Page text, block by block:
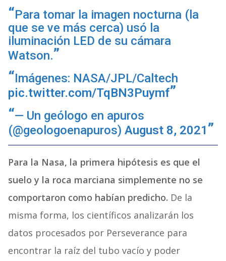
Para tomar la imagen nocturna (la
que se ve más cerca) usó la
iluminación LED de su cámara
Watson.
Imágenes: NASA/JPL/Caltech
pic.twitter.com/TqBN3Puymf
— Un geólogo en apuros
(@geologoenapuros) August 8, 2021
Para la Nasa, la primera hipótesis es que el
suelo y la roca marciana simplemente no se
comportaron como habían predicho. De la
misma forma, los científicos analizarán los
datos procesados por Perseverance para
encontrar la raíz del tubo vacío y poder